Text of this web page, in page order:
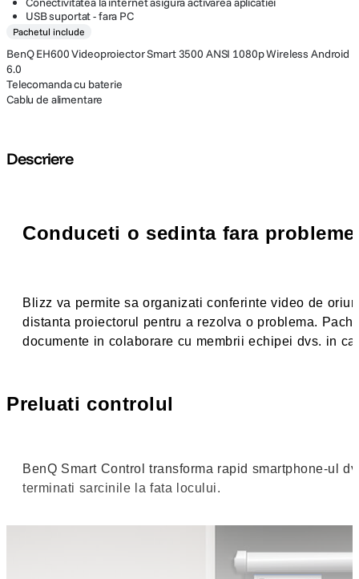
USB suportat - fara PC
Pachetul include
BenQ EH600 Videoproiector Smart 3500 ANSI 1080p Wireless Android
6.0
Telecomanda cu baterie
Cablu de alimentare
Descriere
Conduceti o sedinta fara
Blizz va permite sa organizati conferinte video de
distanta proiectorul pentru a rezolva o problema.
documente in colaborare cu membrii echipei dvs. in
Preluati controlul
BenQ Smart Control transforma rapid smartphone-ul
terminati sarcinile la fata locului.